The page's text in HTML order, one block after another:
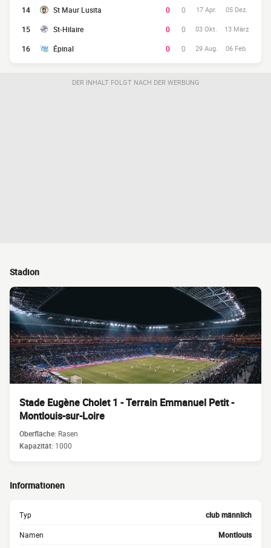
14 St Maur Lusita 0 0 17 Apr. 05 Dez.
15 St-Hilaire 0 0 03 Okt. 13 März
16 Épinal 0 0 29 Aug. 06 Feb.
DER INHALT FOLGT NACH DER WERBUNG
Stadion
Stade Eugène Cholet 1 - Terrain Emmanuel Petit -
Montlouis-sur-Loire
Oberfläche: Rasen
Kapazität: 1000
Informationen
Typ club männlich
Namen Montlouis